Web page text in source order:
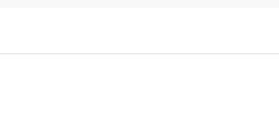
暮らしを支えています。